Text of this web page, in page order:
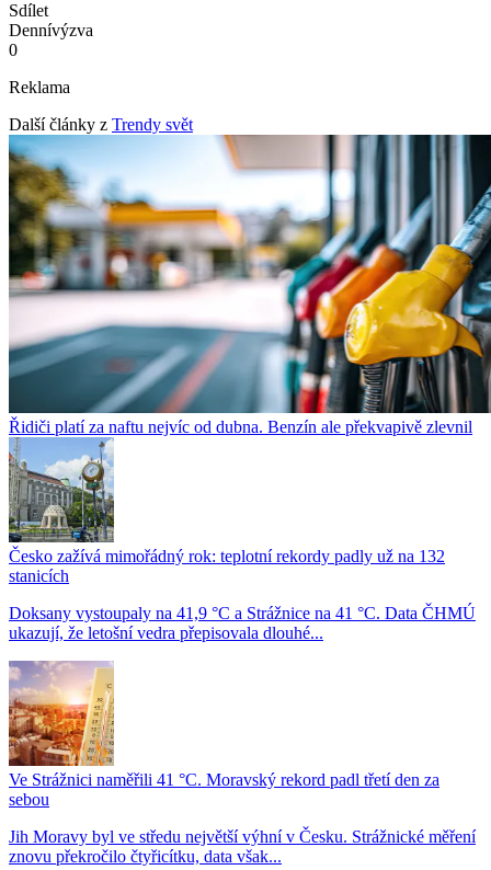
Sdílet
Dennívýzva
0
Reklama
Další články z Trendy svět
Řidiči platí za naftu nejvíc od dubna. Benzín ale překvapivě zlevnil
Česko zažívá mimořádný rok: teplotní rekordy padly už na 132
stanicích
Doksany vystoupaly na 41,9 °C a Strážnice na 41 °C. Data ČHMÚ
ukazují, že letošní vedra přepisovala dlouhé...
Ve Strážnici naměřili 41 °C. Moravský rekord padl třetí den za
sebou
Jih Moravy byl ve středu největší výhní v Česku. Strážnické měření
znovu překročilo čtyřicítku, data však...